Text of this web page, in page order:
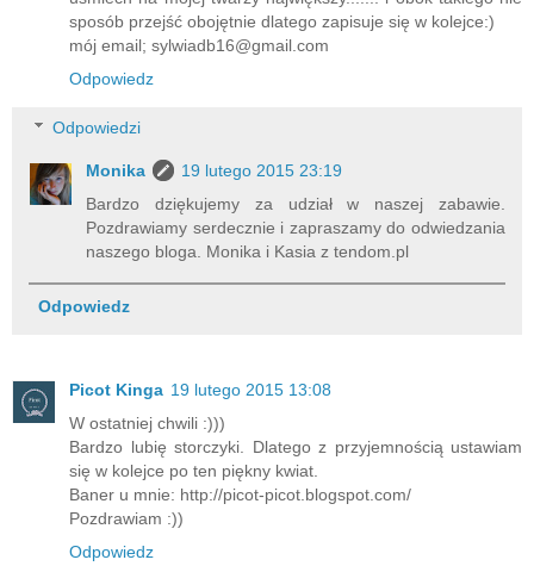
sposób przejść obojętnie dlatego zapisuje się w kolejce:)
mój email; sylwiadb16@gmail.com
Odpowiedz
Odpowiedzi
Monika
19 lutego 2015 23:19
Bardzo dziękujemy za udział w naszej zabawie.
Pozdrawiamy serdecznie i zapraszamy do odwiedzania
naszego bloga. Monika i Kasia z tendom.pl
Odpowiedz
Picot Kinga 19 lutego 2015 13:08
W ostatniej chwili :)))
Bardzo lubię storczyki. Dlatego z przyjemnością ustawiam
się w kolejce po ten piękny kwiat.
Baner u mnie: http://picot-picot.blogspot.com/
Pozdrawiam :))
Odpowiedz